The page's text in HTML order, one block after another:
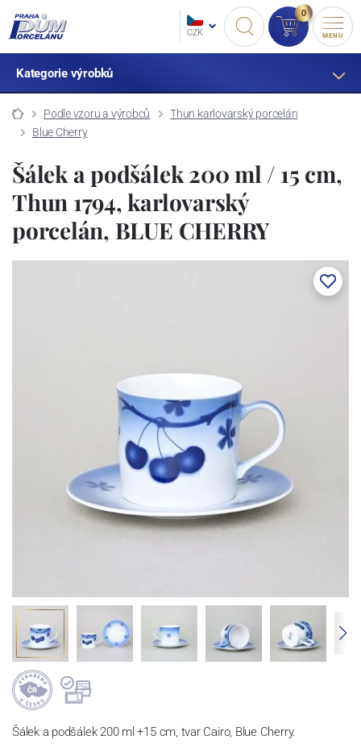
CZK
0
MENU
Kategorie výrobků
Podle vzoru a výrobců
Thun karlovarský porcelán
Blue Cherry
Šálek a podšálek 200 ml / 15 cm,
Thun 1794, karlovarský
porcelán, BLUE CHERRY
Šálek a podšálek 200 ml +15 cm, tvar Cairo, Blue Cherry.